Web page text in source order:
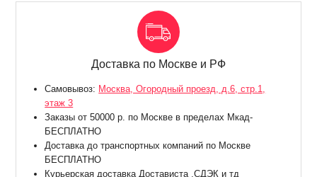
Доставка по Москве и РФ
Самовывоз: Москва, Огородный проезд, д.6, стр.1,
этаж 3
Заказы от 50000 р. по Москве в пределах Мкад-
БЕСПЛАТНО
Доставка до транспортных компаний по Москве
БЕСПЛАТНО
Курьерская доставка Достависта ,СДЭК и тд